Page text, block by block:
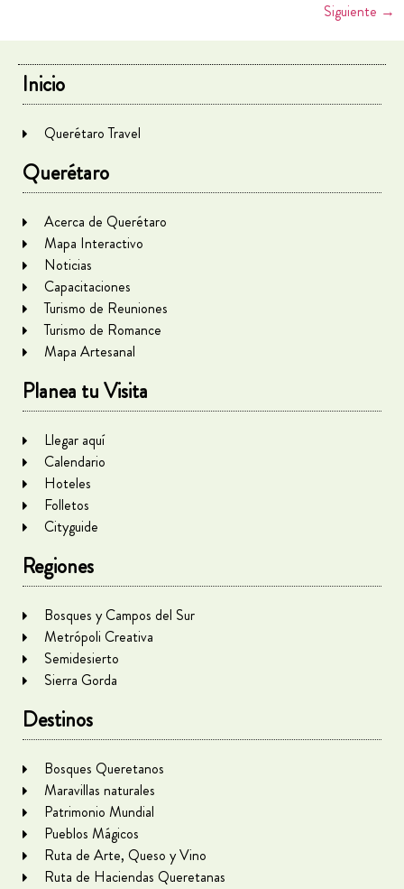
Siguiente →
Inicio
Querétaro Travel
Querétaro
Acerca de Querétaro
Mapa Interactivo
Noticias
Capacitaciones
Turismo de Reuniones
Turismo de Romance
Mapa Artesanal
Planea tu Visita
Llegar aquí
Calendario
Hoteles
Folletos
Cityguide
Regiones
Bosques y Campos del Sur
Metrópoli Creativa
Semidesierto
Sierra Gorda
Destinos
Bosques Queretanos
Maravillas naturales
Patrimonio Mundial
Pueblos Mágicos
Ruta de Arte, Queso y Vino
Ruta de Haciendas Queretanas